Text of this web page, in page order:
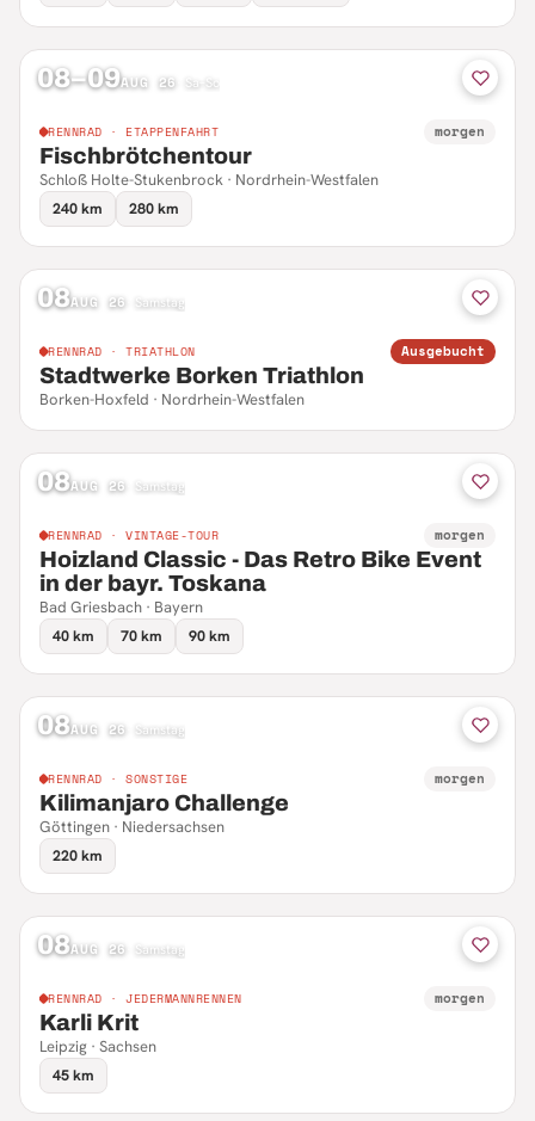
08–09AUG 26 Sa–So
RENNRAD · ETAPPENFAHRT morgen
Fischbrötchentour
Schloß Holte-Stukenbrock · Nordrhein-Westfalen
240 km
280 km
08AUG 26 Samstag
RENNRAD · TRIATHLON Ausgebucht
Stadtwerke Borken Triathlon
Borken-Hoxfeld · Nordrhein-Westfalen
08AUG 26 Samstag
RENNRAD · VINTAGE-TOUR morgen
Hoizland Classic - Das Retro Bike Event
in der bayr. Toskana
Bad Griesbach · Bayern
40 km
70 km 90 km
08AUG 26 Samstag
RENNRAD · SONSTIGE morgen
Kilimanjaro Challenge
Göttingen · Niedersachsen
220 km
08AUG 26 Samstag
RENNRAD · JEDERMANNRENNEN morgen
Karli Krit
Leipzig · Sachsen
45 km